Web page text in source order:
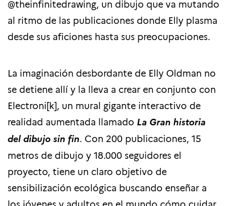
@theinfinitedrawing, un dibujo que va mutando
al ritmo de las publicaciones donde Elly plasma
desde sus aficiones hasta sus preocupaciones.
La imaginación desbordante de Elly Oldman no
se detiene allí y la lleva a crear en conjunto con
Electroni[k], un mural gigante interactivo de
realidad aumentada llamado La Gran historia
del dibujo sin fin. Con 200 publicaciones, 15
metros de dibujo y 18.000 seguidores el
proyecto, tiene un claro objetivo de
sensibilización ecológica buscando enseñar a